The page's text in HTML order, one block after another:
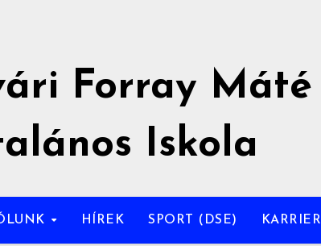
Forray Máté
Iskola
HÍREK SPORT (DSE) KARRIER